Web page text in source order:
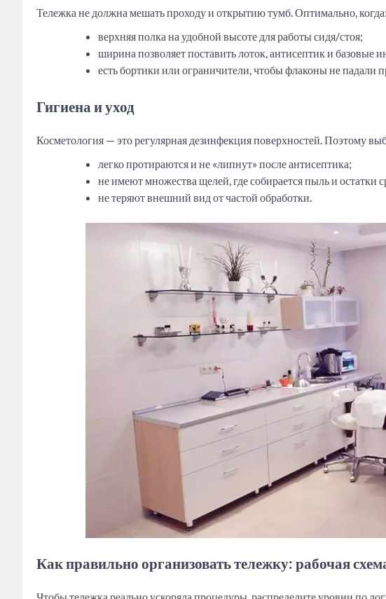
Тележка не должна мешать проходу и открытию тумб. Оптимально, когда:
верхняя полка на удобной высоте для работы сидя/стоя;
ширина позволяет поставить лоток, антисептик и базовые
есть бортики или ограничители, чтобы флаконы не падали
Гигиена и уход
Косметология — это регулярная дезинфекция поверхностей. Поэтому
легко протираются и не «липнут» после антисептика;
не имеют множества щелей, где собирается пыль и остатки
не теряют внешний вид от частой обработки.
Как правильно организовать тележку: рабочая